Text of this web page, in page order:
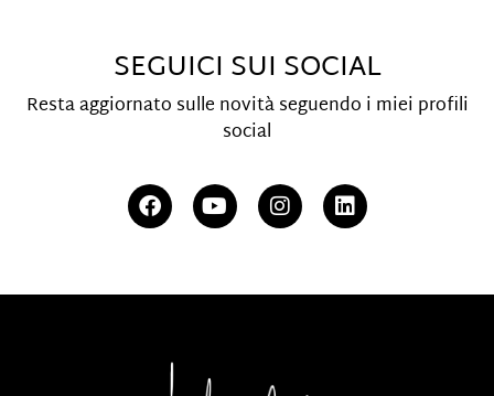
SEGUICI SUI SOCIAL
Resta aggiornato sulle novità seguendo i miei profili
social